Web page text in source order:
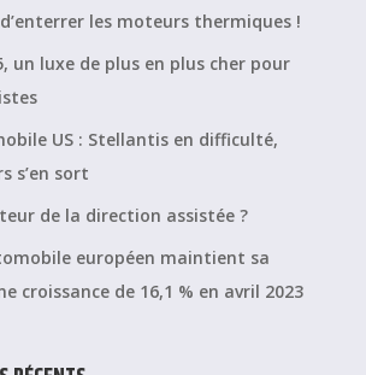
les moteurs thermiques !
un luxe de plus en plus cher pour
US : Stellantis en difficulté,
s’en sort
de la direction assistée ?
européen maintient sa
croissance de 16,1 % en avril 2023